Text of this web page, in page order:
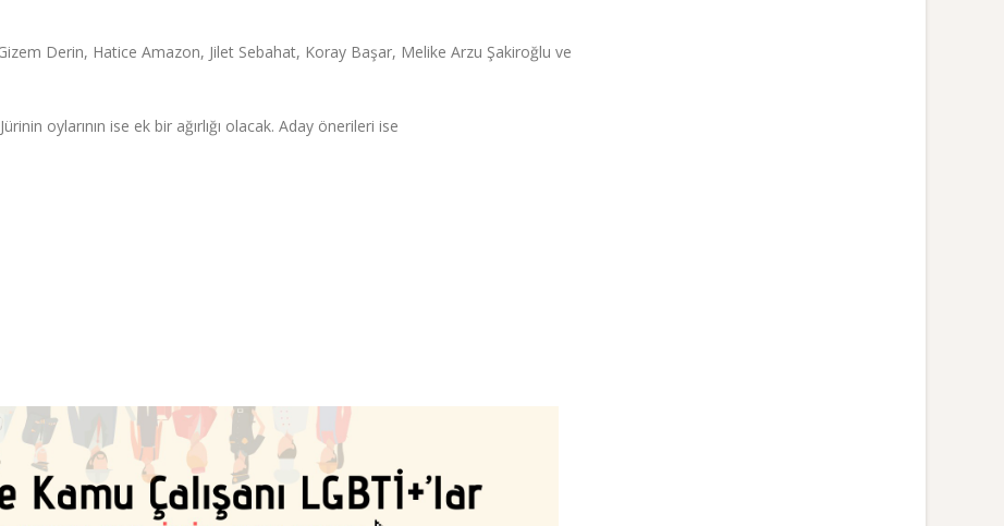
Derin, Hatice Amazon, Jilet Sebahat, Koray Başar, Melike Arzu Şakiroğlu ve
oylarının ise ek bir ağırlığı olacak. Aday önerileri ise